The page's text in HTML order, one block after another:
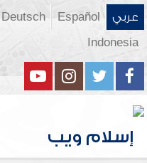
عربي Español
Deutsch
Indonesia